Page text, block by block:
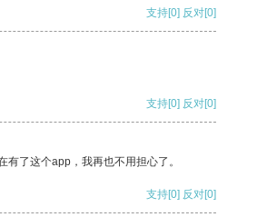
支持[0] 反对[0]
支持[0] 反对[0]
了这个app，我再也不用担心了。
支持[0] 反对[0]